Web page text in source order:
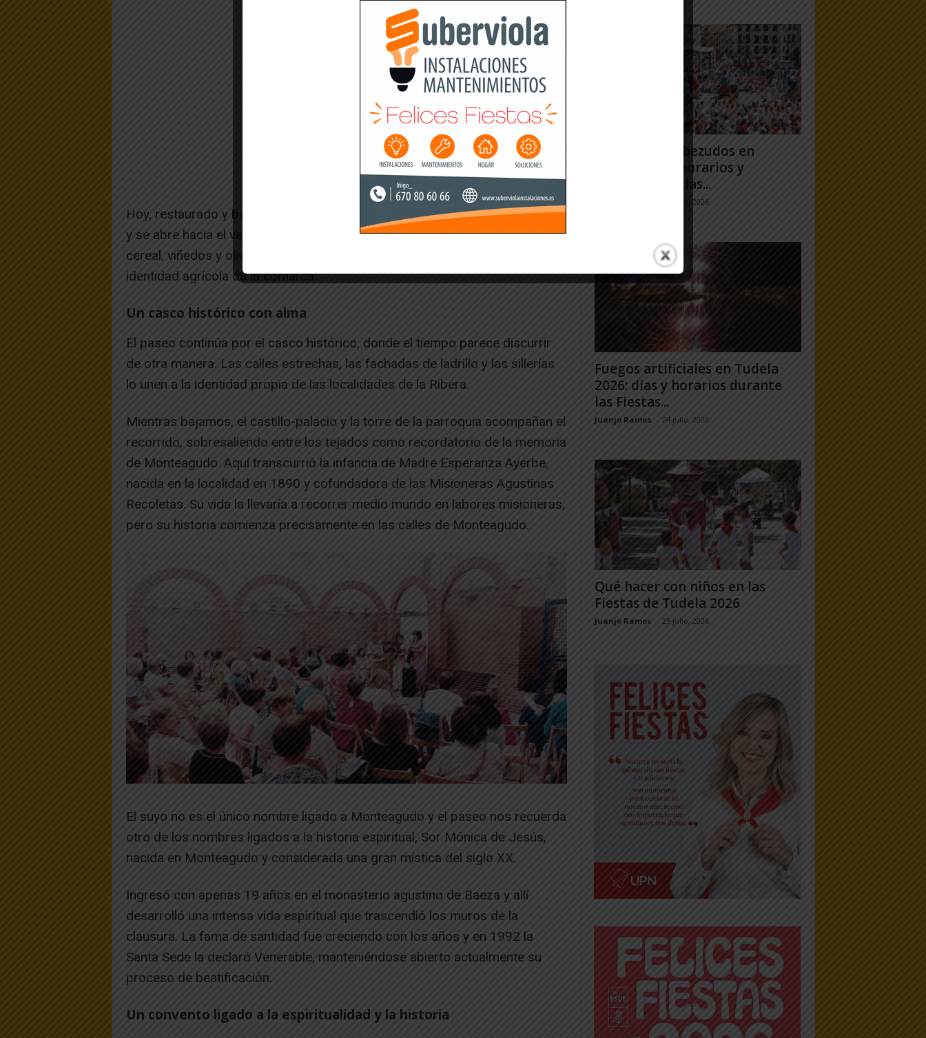
Hoy, restaurado y bien conservado, el castillo sigue dominando el horizonte
y se abre hacia el valle del Ebro y el Moncayo, rodeado de campos de
cereal, viñedos y olivos que desde la época romana han marcado la
identidad agrícola de la comarca.
Un casco histórico con alma
El paseo continúa por el casco histórico, donde el tiempo parece discurrir
de otra manera. Las calles estrechas, las fachadas de ladrillo y las sillerías
lo unen a la identidad propia de las localidades de la Ribera.
Mientras bajamos, el castillo-palacio y la torre de la parroquia acompañan el
recorrido, sobresaliendo entre los tejados como recordatorio de la memoria
de Monteagudo. Aquí transcurrió la infancia de Madre Esperanza Ayerbe,
nacida en la localidad en 1890 y cofundadora de las Misioneras Agustinas
Recoletas. Su vida la llevaría a recorrer medio mundo en labores misioneras,
pero su historia comienza precisamente en las calles de Monteagudo.
El suyo no es el único nombre ligado a Monteagudo y el paseo nos recuerda
otro de los nombres ligados a la historia espiritual, Sor Mónica de Jesús,
nacida en Monteagudo y considerada una gran mística del siglo XX.
Ingresó con apenas 19 años en el monasterio agustino de Baeza y allí
desarrolló una intensa vida espiritual que trascendió los muros de la
clausura. La fama de santidad fue creciendo con los años y en 1992 la
Santa Sede la declaró Venerable, manteniéndose abierto actualmente su
proceso de beatificación.
Un convento ligado a la espiritualidad y la historia
Gigantes y Cabezudos en
Tudela 2026: horarios y
recorridos en las...
25 julio, 2026
Fuegos artificiales en Tudela
2026: días y horarios durante
las Fiestas...
Juanjo Ramos - 24 julio, 2026
Qué hacer con niños en las
Fiestas de Tudela 2026
Juanjo Ramos - 23 julio, 2026